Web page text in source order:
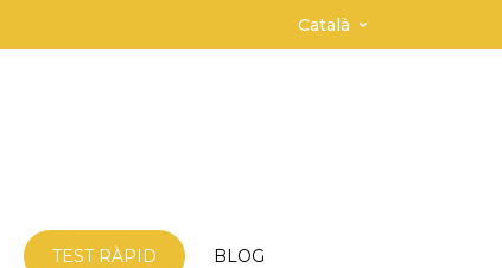
Català
TEST RÀPID BLOG